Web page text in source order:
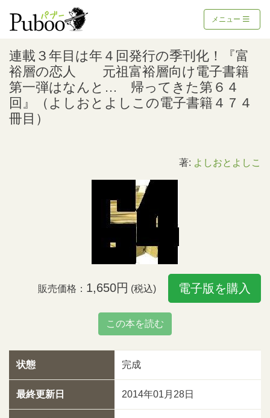
メニュー
連載３年目は年４回発行の季刊化！『富
裕層の恋人 元祖富裕層向け電子書籍
第一弾はなんと… 帰ってきた第６４
回』（よしおとよしこの電子書籍４７４
冊目）
著: よしおとよしこ
販売価格： 1,650円 (税込) 電子版を購入
この本を読む
状態 完成
最終更新日 2014年01月28日